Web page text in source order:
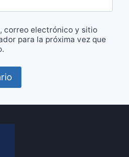
correo electrónico y sitio
para la próxima vez que